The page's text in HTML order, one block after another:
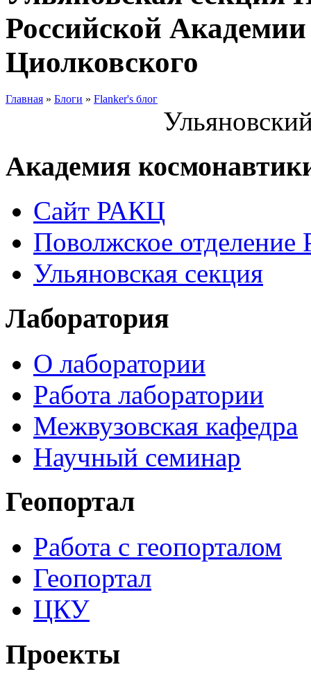
Российской
Циолковского
Главная » Блоги » Flanker's блог
Академия
Сайт РАКЦ
Поволжское
Ульяновская секция
Лаборатория
О лаборатории
Работа лаборатории
Межвузовская кафедра
Научный семинар
Геопортал
Работа с геопорталом
Геопортал
ЦКУ
Проекты